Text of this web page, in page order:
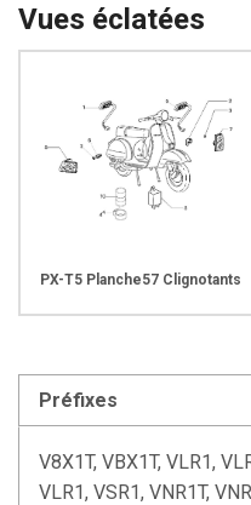
Vues éclatées
PX-T5 Planche57 Clignotants
Préfixes
V8X1T, VBX1T, VLR1,
VLR1, VSR1, VNR1T,